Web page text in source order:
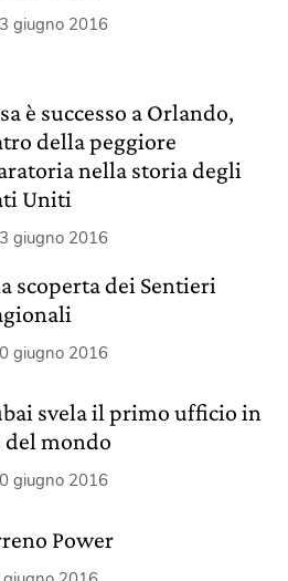
giugno 2016
è successo a Orlando,
della peggiore
nella storia degli
Uniti
giugno 2016
scoperta dei Sentieri
giugno 2016
svela il primo ufficio in
del mondo
giugno 2016
Power